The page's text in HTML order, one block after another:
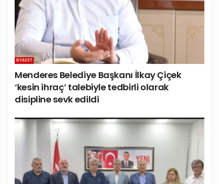
SIYASET
Menderes Belediye Başkanı İlkay Çiçek
‘kesin ihraç’ talebiyle tedbirli olarak
disipline sevk edildi